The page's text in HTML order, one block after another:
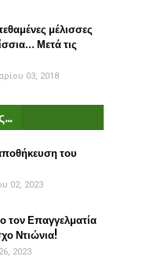
μέλισσες
Μετά τις
03, 2018
του
02, 2023
τον Επαγγελματία
Ντιώνια!
2023